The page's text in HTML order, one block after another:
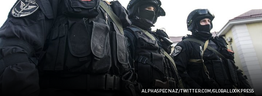
ALPHASPECNAZ/TWITTER.COM/GLOBALLOOKPRESS